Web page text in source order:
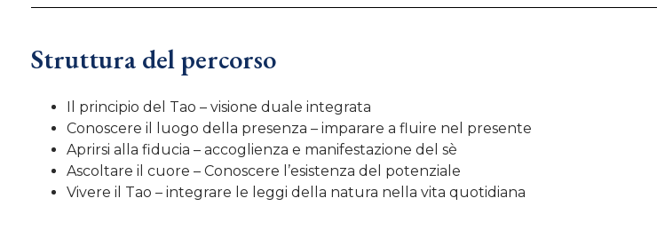
Struttura del percorso
Il principio del Tao – visione duale integrata
Conoscere il luogo della presenza – imparare a fluire nel presente
Aprirsi alla fiducia – accoglienza e manifestazione del sè
Ascoltare il cuore – Conoscere l’esistenza del potenziale
Vivere il Tao – integrare le leggi della natura nella vita quotidiana